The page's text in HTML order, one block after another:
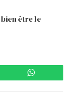
être le
WhatsApp